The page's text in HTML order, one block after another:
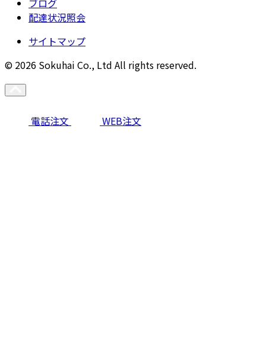
ブログ
配達状況照会
サイトマップ
© 2026 Sokuhai Co., Ltd All rights reserved.
電話注文 WEB注文